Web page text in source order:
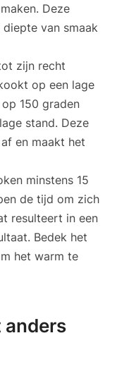
Deze
van smaak
zijn recht
op een lage
150 graden
stand. Deze
en maakt het
minstens 15
de tijd om zich
resulteert in een
Bedek het
het warm te
anders